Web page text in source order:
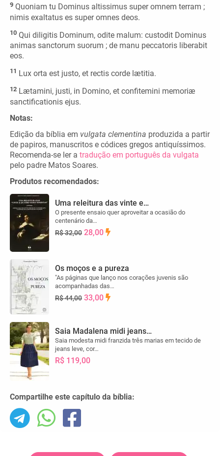
9 Quoniam tu Dominus altissimus super omnem terram ;
nimis exaltatus es super omnes deos.
10 Qui diligitis Dominum, odite malum: custodit Dominus
animas sanctorum suorum ; de manu peccatoris liberabit
eos.
11 Lux orta est justo, et rectis corde lætitia.
12 Lætamini, justi, in Domino, et confitemini memoriæ
sanctificationis ejus.
Notas:
Edição da bíblia em vulgata clementina produzida a partir
de papiros, manuscritos e códices gregos antiquíssimos.
Recomenda-se ler a tradução em português da vulgata
pelo padre Matos Soares.
Produtos recomendados:
Uma releitura das vinte e…
O presente ensaio quer aproveitar a ocasião do
centenário da…
R$ 32,00 28,00
Os moços e a pureza
"As páginas que lanço nos corações juvenis são
acompanhadas das…
R$ 44,00 33,00
Saia Madalena midi jeans…
Saia modesta midi franzida três marias em tecido de
jeans leve, cor…
R$ 119,00
Compartilhe este capítulo da bíblia: